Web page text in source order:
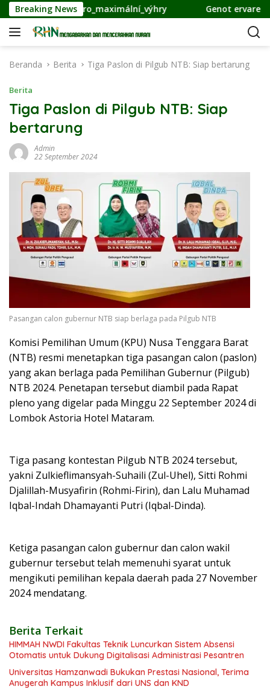
a
Breaking News Genot ervaren
Beranda Berita Tiga Paslon di Pilgub NTB: Siap bertarung
Berita
Tiga Paslon di Pilgub NTB: Siap
bertarung
Admin
22 September 2024
Pasangan calon gubernur NTB siap berlaga pada Pilgub NTB
Komisi Pemilihan Umum (KPU) Nusa Tenggara Barat
(NTB) resmi menetapkan tiga pasangan calon (paslon)
yang akan berlaga pada Pemilihan Gubernur (Pilgub)
NTB 2024. Penetapan tersebut diambil pada Rapat
pleno yang digelar pada Minggu 22 September 2024 di
Lombok Astoria Hotel Mataram.
Tiga pasang kontestan Pilgub NTB 2024 tersebut,
yakni Zulkieflimansyah-Suhaili (Zul-Uhel), Sitti Rohmi
Djalillah-Musyafirin (Rohmi-Firin), dan Lalu Muhamad
Iqbal-Indah Dhamayanti Putri (Iqbal-Dinda).
Ketiga pasangan calon gubernur dan calon wakil
gubernur tersebut telah memenuhi syarat untuk
mengikuti pemilihan kepala daerah pada 27 November
2024 mendatang.
Berita Terkait
HIMMAH NWDI Fakultas Teknik Luncurkan Sistem Absensi
Otomatis untuk Dukung Digitalisasi Administrasi Pesantren
Universitas Hamzanwadi Bukukan Prestasi Nasional, Terima
Anugerah Kampus Inklusif dari UNS dan KND